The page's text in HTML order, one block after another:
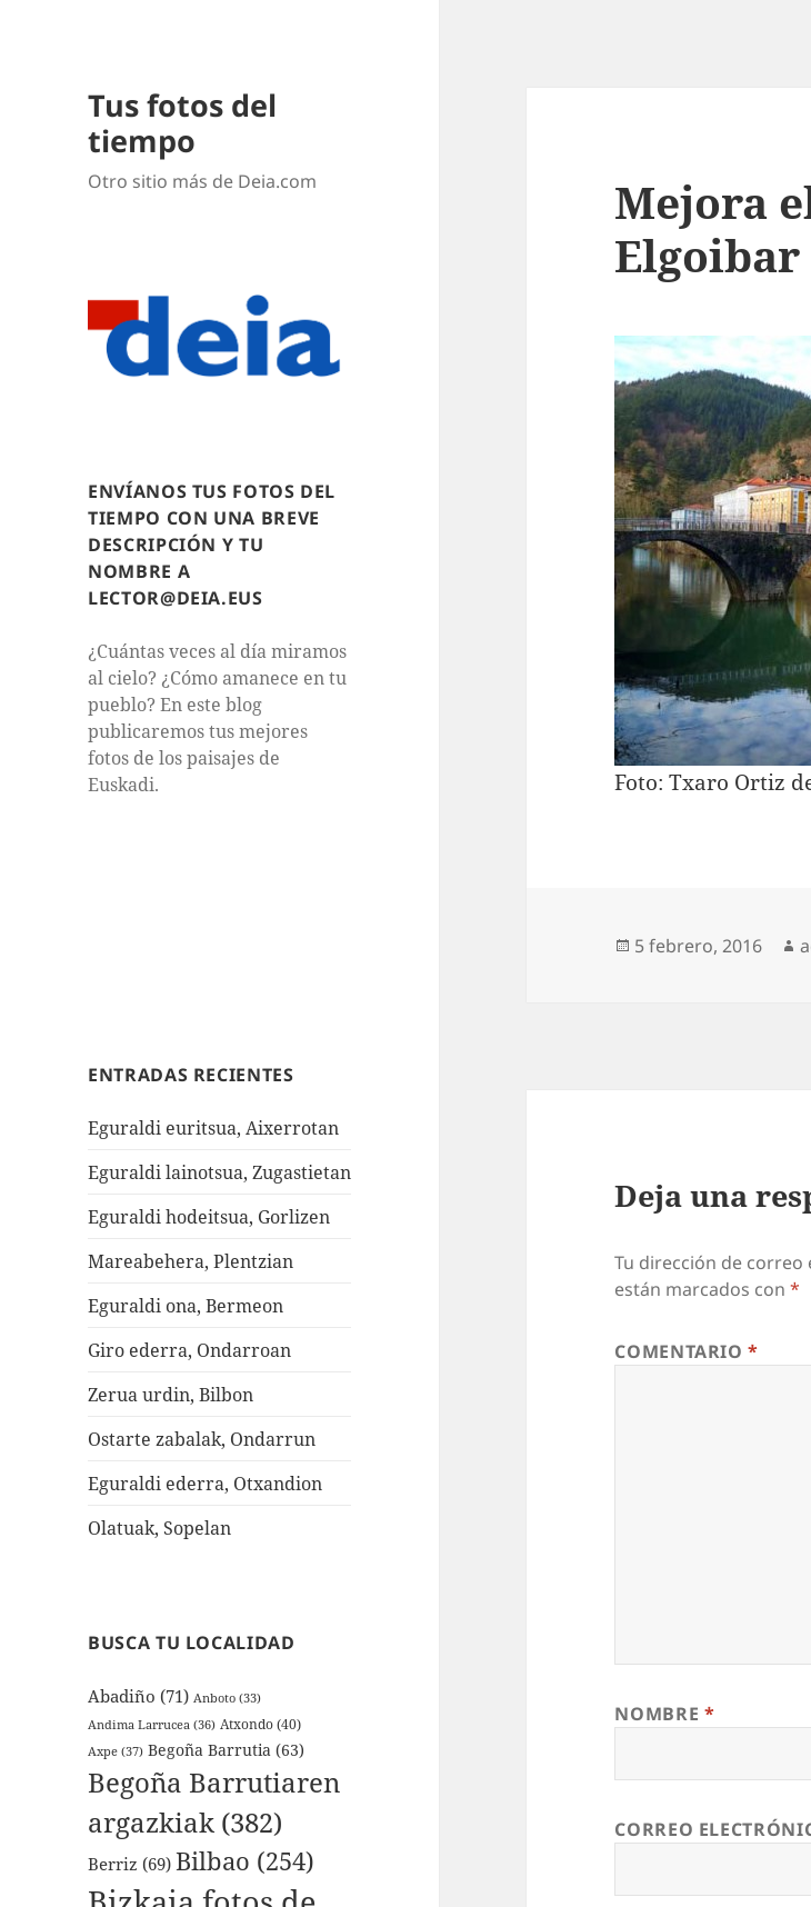
Tus fotos del
tiempo
Otro sitio más de Deia.com
ENVÍANOS TUS FOTOS DEL
TIEMPO CON UNA BREVE
DESCRIPCIÓN Y TU
NOMBRE A
LECTOR@DEIA.EUS
¿Cuántas veces al día miramos
al cielo? ¿Cómo amanece en tu
pueblo? En este blog
publicaremos tus mejores
fotos de los paisajes de
Euskadi.
ENTRADAS RECIENTES
Eguraldi euritsua, Aixerrotan
Eguraldi lainotsua, Zugastietan
Eguraldi hodeitsua, Gorlizen
Mareabehera, Plentzian
Eguraldi ona, Bermeon
Giro ederra, Ondarroan
Zerua urdin, Bilbon
Ostarte zabalak, Ondarrun
Eguraldi ederra, Otxandion
Olatuak, Sopelan
BUSCA TU LOCALIDAD
Abadiño (71) Anboto (33)
Andima Larrucea (36) Atxondo(40)
Axpe (37) Begoña Barrutia (63)
Begoña Barrutiaren
argazkiak (382)
Berriz (69) Bilbao (254)
Mejora
Elgoibar
Foto: Txaro Ortiz
Publicado
5 febrero, 2016
Deja una
Tu dirección de
están marcados con*
COMENTARIO*
NOMBRE *
CORREO